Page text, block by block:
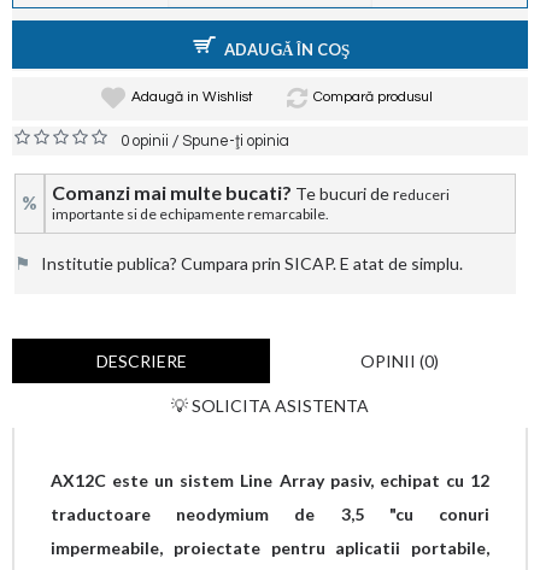
ADAUGĂ ÎN COŞ
Adaugă in Wishlist Compară produsul
0 opinii /Spune-ţi opinia
% Comanzi mai multe bucati? Te bucuri de reduceri
importante si de echipamente remarcabile.
⚑ Institutie publica? Cumpara prin SICAP. E atat de simplu.
DESCRIERE OPINII (0)
💡 SOLICITA ASISTENTA
AX12C este un sistem Line Array pasiv, echipat cu 12
traductoare neodymium de 3,5 "cu conuri
impermeabile, proiectate pentru aplicatii portabile,